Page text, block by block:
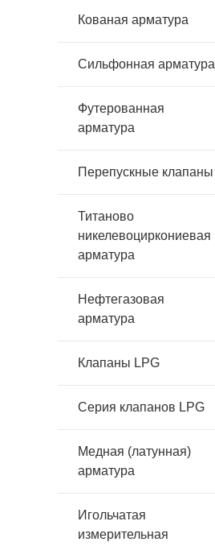
Кованая арматура
Сильфонная арматура
Футерованная
арматура
Перепускные клапаны
Титаново
никелевоциркониевая
арматура
Нефтегазовая
арматура
Клапаны LPG
Серия клапанов LPG
Медная (латунная)
арматура
Игольчатая
измерительная